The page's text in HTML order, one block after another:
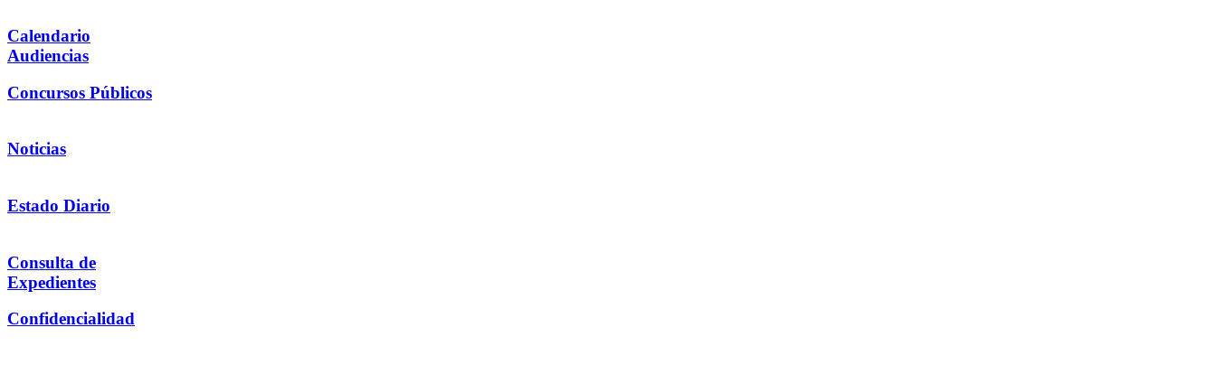
Calendario
Audiencias
Concursos Públicos
Noticias
Estado Diario
Consulta de
Expedientes
Confidencialidad